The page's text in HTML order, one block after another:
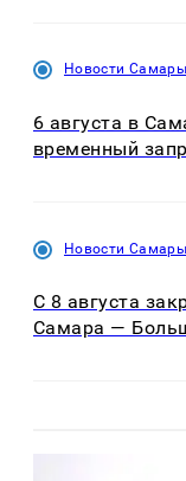
Новости Самары
6 августа в
временный
Новости Самары
С 8 августа
Самара —